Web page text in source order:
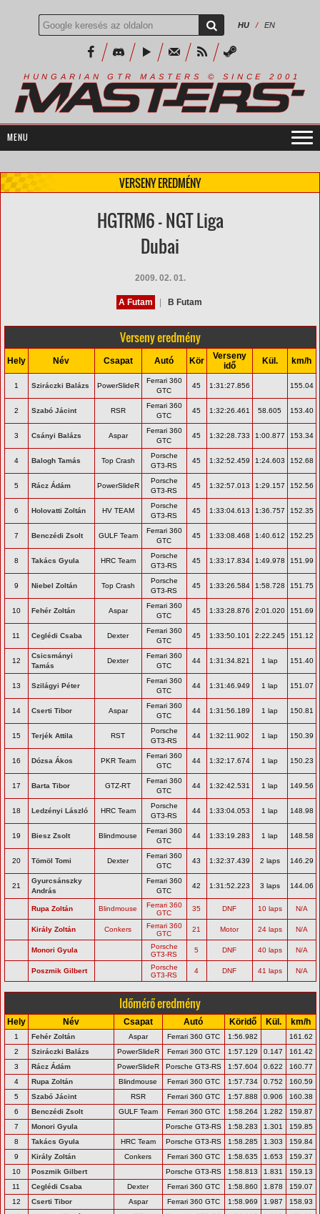
HU / EN
H U N G A R I A N G T R M A S T E R S © S I N C E 2 0 0 1
VERSENY EREDMÉNY
HGTRM6 - NGT Liga
Dubai
2009. 02. 01.
A Futam B Futam
Verseny eredmény
Hely Név Csapat Autó Kör
Verseny
idő
Kül. km/h
1 Sziráczki Balázs PowerSlideR
Ferrari 360
GTC
45 1:31:27.856 155.04
2 Szabó Jácint RSR
Ferrari 360
GTC
45 1:32:26.461 58.605 153.40
3 Csányi Balázs Aspar
Ferrari 360
GTC
45 1:32:28.733 1:00.877 153.34
4 Balogh Tamás Top Crash
Porsche
GT3-RS
45 1:32:52.459 1:24.603 152.68
5 Rácz Ádám PowerSlideR
Porsche
GT3-RS
45 1:32:57.013 1:29.157 152.56
6 Holovatti Zoltán HV TEAM
Porsche
GT3-RS
45 1:33:04.613 1:36.757 152.35
7 Benczédi Zsolt GULF Team
Ferrari 360
GTC
45 1:33:08.468 1:40.612 152.25
8 Takács Gyula HRC Team
Porsche
GT3-RS
45 1:33:17.834 1:49.978 151.99
9 Niebel Zoltán Top Crash
Porsche
GT3-RS
45 1:33:26.584 1:58.728 151.75
10 Fehér Zoltán Aspar
Ferrari 360
GTC
45 1:33:28.876 2:01.020 151.69
11 Ceglédi Csaba Dexter
Ferrari 360
GTC
45 1:33:50.101 2:22.245 151.12
12
Csicsmányi
Tamás
Dexter
Ferrari 360
GTC
44 1:31:34.821 1 lap 151.40
13 Szilágyi Péter
Ferrari 360
GTC
44 1:31:46.949 1 lap 151.07
14 Cserti Tibor Aspar
Ferrari 360
GTC
44 1:31:56.189 1 lap 150.81
15 Terjék Attila RST
Porsche
GT3-RS
44 1:32:11.902 1 lap 150.39
16 Dózsa Ákos PKR Team
Ferrari 360
GTC
44 1:32:17.674 1 lap 150.23
17 Barta Tibor GTZ-RT
Ferrari 360
GTC
44 1:32:42.531 1 lap 149.56
18 Ledzényi László HRC Team
Porsche
GT3-RS
44 1:33:04.053 1 lap 148.98
19 Biesz Zsolt Blindmouse
Ferrari 360
GTC
44 1:33:19.283 1 lap 148.58
20 Tömöl Tomi Dexter
Ferrari 360
GTC
43 1:32:37.439 2 laps 146.29
21
Gyurcsánszky
András
Ferrari 360
GTC
42 1:31:52.223 3 laps 144.06
Rupa Zoltán Blindmouse
Ferrari 360
GTC
35 DNF 10 laps N/A
Király Zoltán Conkers
Ferrari 360
GTC
21 Motor 24 laps N/A
Monori Gyula
Porsche
GT3-RS
5 DNF 40 laps N/A
Poszmik Gilbert
Porsche
GT3-RS
4 DNF 41 laps N/A
Időmérő eredmény
Hely Név Csapat Autó Köridő Kül. km/h
1 Fehér Zoltán Aspar Ferrari 360 GTC 1:56.982
161.62
2
Sziráczki Balázs PowerSlideR Ferrari 360 GTC 1:57.129 0.147
161.42
3
Rácz Ádám PowerSlideR Porsche GT3-RS 1:57.604 0.622
160.77
4
Rupa Zoltán Blindmouse Ferrari 360 GTC 1:57.734 0.752
160.59
5
Szabó Jácint RSR Ferrari 360 GTC 1:57.888 0.906
160.38
6
Benczédi Zsolt GULF Team Ferrari 360 GTC 1:58.264 1.282
159.87
7
Monori Gyula Porsche GT3-RS 1:58.283 1.301
159.85
8
Takács Gyula HRC Team Porsche GT3-RS 1:58.285 1.303
159.84
9
Király Zoltán Conkers Ferrari 360 GTC 1:58.635 1.653
159.37
10
Poszmik Gilbert Porsche GT3-RS 1:58.813 1.831
159.13
11
Ceglédi Csaba Dexter Ferrari 360 GTC 1:58.860 1.878
159.07
12
Cserti Tibor Aspar Ferrari 360 GTC 1:58.969 1.987
158.93